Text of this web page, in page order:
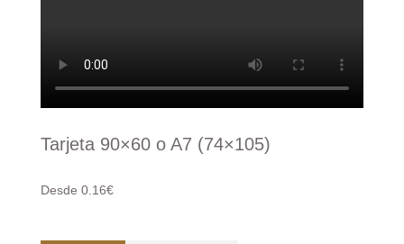
Tarjeta 90×60 o A7 (74×105)
Desde 0.16€